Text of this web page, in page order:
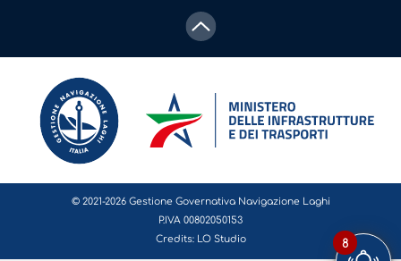
© 2021-2026 Gestione Governativa Navigazione Laghi
P.IVA 00802050153
Credits: LO Studio 8